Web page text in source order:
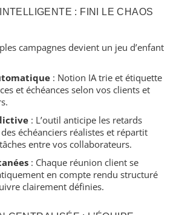
: FINI LE CHAOS
campagnes devient un jeu d’enfant
: Notion IA trie et étiquette
et échéances selon vos clients et
: L’outil anticipe les retards
échéanciers réalistes et répartit
entre vos collaborateurs.
: Chaque réunion client se
en compte rendu structuré
clairement définies.